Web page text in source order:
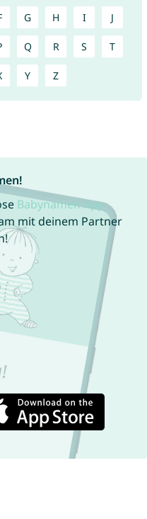
G H I J
Q R S T
Y Z
Babynamen App
mit deinem Partner